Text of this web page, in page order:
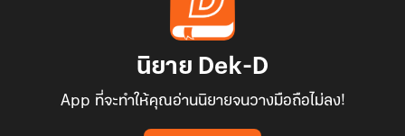
นิยาย Dek-D
App ที่จะทำให้คุณอ่านนิยายจนวางมือถือไม่ลง!